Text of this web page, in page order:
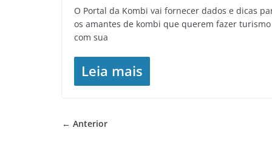
O Portal da Kombi vai fornecer dados e dicas
os amantes de kombi que querem fazer turismo
com sua
Leia mais
← Anterior